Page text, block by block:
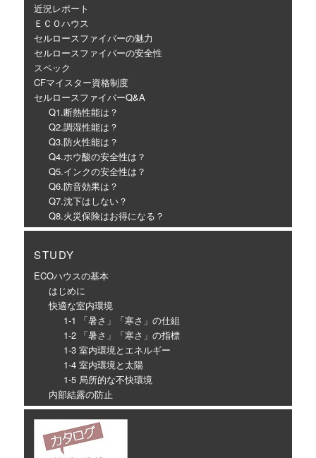
近況レポート
ＥＣＯハウス
セルロースファイバーの魅力
セルロースファイバーの安全性
スペック
CFマイスター資格制度
セルロースファイバーQ&A
Q1.断熱性能は？
Q2.調湿性能は？
Q3.防火性能は？
Q4.ホウ酸の安全性は？
Q5.インクの安全性は？
Q6.防音効果は？
Q7.沈下はしない？
Q8.火災保険はお得になる？
STUDY
ECOハウスの基本
はじめに
快適な室内環境
1-1 「暑さ」「寒さ」の仕組
1-2 「暑さ」「寒さ」の指標
1-3 室内環境とエネルギー
1-4 室内環境と太陽
1-5 局所的な不快環境
内部結露の防止